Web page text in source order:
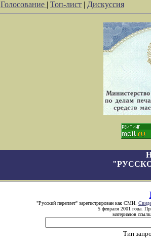
Голосование | Топ-лист | Дискуссия
"Русский переплет" зарегистрирован как СМИ.
5 февраля 2001 года.
материалов
Тип